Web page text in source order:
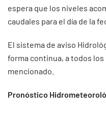
espera que los niveles
caudales para el día de la
El sistema de aviso
forma continua, a todos
mencionado.
Pronóstico